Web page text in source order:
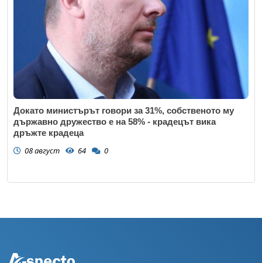
Докато министърът говори за 31%, собственото му
държавно дружество е на 58% - крадецът вика
дръжте крадеца
08 август 64 0